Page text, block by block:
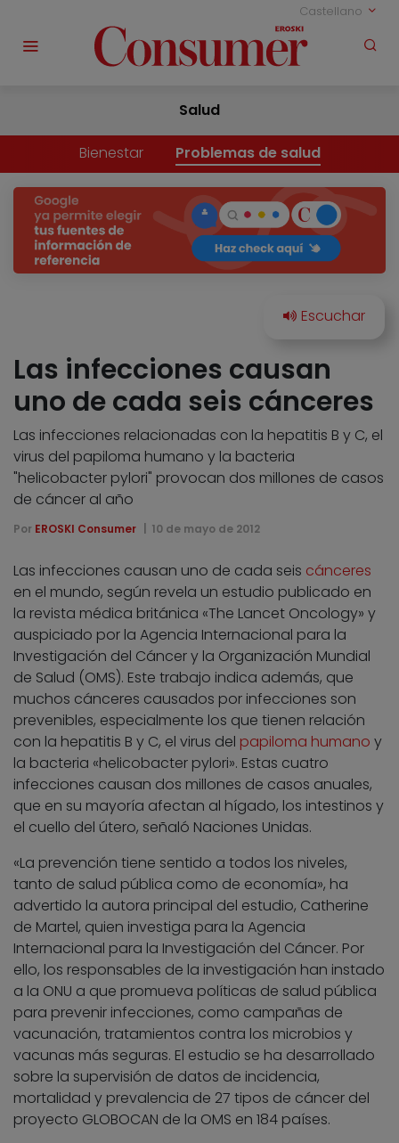
Castellano
Salud
Bienestar Problemas de salud
Las infecciones causan
uno de cada seis cánceres
Las infecciones relacionadas con la hepatitis B y C, el
virus del papiloma humano y la bacteria
"helicobacter pylori" provocan dos millones de casos
de cáncer al año
Por EROSKI Consumer 10 de mayo de 2012
Las infecciones causan uno de cada seis cánceres
en el mundo, según revela un estudio publicado en
la revista médica británica «The Lancet Oncology» y
auspiciado por la Agencia Internacional para la
Investigación del Cáncer y la Organización Mundial
de Salud (OMS). Este trabajo indica además, que
muchos cánceres causados por infecciones son
prevenibles, especialmente los que tienen relación
con la hepatitis B y C, el virus del papiloma humano y
la bacteria «helicobacter pylori». Estas cuatro
infecciones causan dos millones de casos anuales,
que en su mayoría afectan al hígado, los intestinos y
el cuello del útero, señaló Naciones Unidas.
«La prevención tiene sentido a todos los niveles,
tanto de salud pública como de economía», ha
advertido la autora principal del estudio, Catherine
de Martel, quien investiga para la Agencia
Internacional para la Investigación del Cáncer. Por
ello, los responsables de la investigación han instado
a la ONU a que promueva políticas de salud pública
para prevenir infecciones, como campañas de
vacunación, tratamientos contra los microbios y
vacunas más seguras. El estudio se ha desarrollado
sobre la supervisión de datos de incidencia,
mortalidad y prevalencia de 27 tipos de cáncer del
proyecto GLOBOCAN de la OMS en 184 países.